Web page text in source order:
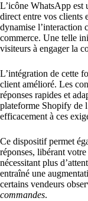
L’icône WhatsApp est
direct entre vos clients
dynamise l’interaction
commerce. Une telle
visiteurs à engager la
L’intégration de cette
client amélioré. Les
réponses rapides et
plateforme Shopify de
efficacement à ces
Ce dispositif permet
réponses, libérant
nécessitant plus
entraîné une
certains vendeurs
commandes.